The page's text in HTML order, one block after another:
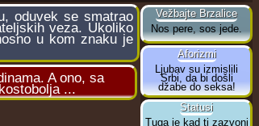
oduvek se smatrao
veza. Ukoliko
u kom znaku je
A ono, sa
...